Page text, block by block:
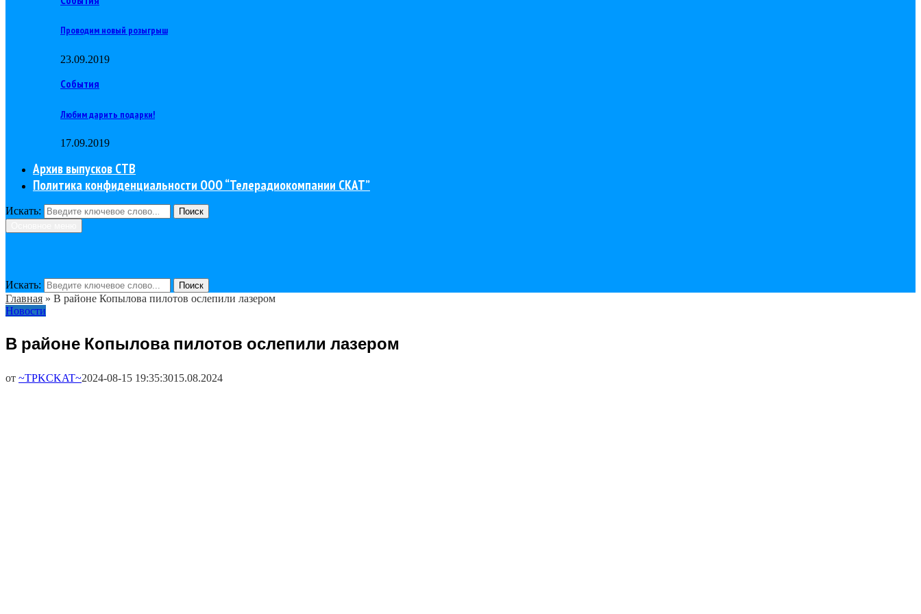
Проводим новый розыгрыш
23.09.2019
События
Любим дарить подарки!
17.09.2019
Архив выпусков СТВ
Политика конфиденциальности ООО “Телерадиокомпании СКАТ”
Искать:
Поиск
Искать: Поиск
Главная » В районе Копылова пилотов ослепили лазером
Новости
В районе Копылова пилотов ослепили лазером
от ~TPKCKAT~2024-08-15 19:35:3015.08.2024